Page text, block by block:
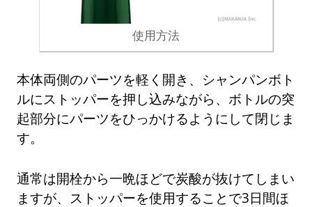
使用方法
本体両側のパーツを軽く開き、シャンパンボト
ルにストッパーを押し込みながら、ボトルの突
起部分にパーツをひっかけるようにして閉じま
す。
通常は開栓から一晩ほどで炭酸が抜けてしまい
ますが、ストッパーを使用することで3日間ほ